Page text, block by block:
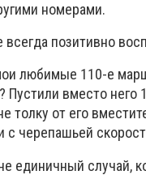
номерами.
всегда позитивно
любимые 110-е
Пустили вместо него
толку от его
с черепашьей
единичный случай,